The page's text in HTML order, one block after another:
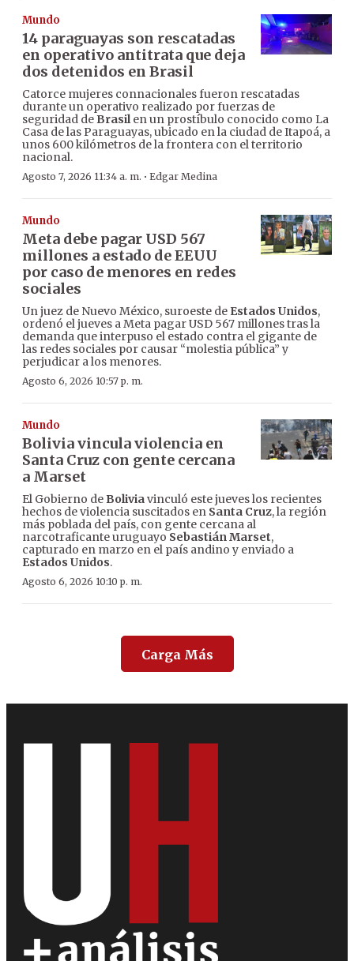
Mundo
14 paraguayas son rescatadas
en operativo antitrata que deja
dos detenidos en Brasil
Catorce mujeres connacionales fueron rescatadas
durante un operativo realizado por fuerzas de
seguridad de Brasilen un prostíbulo conocido como La
Casa de las Paraguayas, ubicado en la ciudad de Itapoá, a
unos 600 kilómetros de la frontera con el territorio
nacional.
Agosto 7, 2026 11:34 a. m. · Edgar Medina
Mundo
Meta debe pagar USD 567
millones a estado de EEUU
por caso de menores en redes
sociales
Un juez de Nuevo México, suroeste de Estados Unidos,
ordenó el jueves a Meta pagar USD 567 millones tras la
demanda que interpuso el estado contra el gigante de
las redes sociales por causar “molestia pública” y
perjudicar a los menores.
Agosto 6, 2026 10:57 p. m.
Mundo
Bolivia vincula violencia en
Santa Cruz con gente cercana
a Marset
El Gobierno de Boliviavinculó este jueves los recientes
hechos de violencia suscitados en Santa Cruz, la región
más poblada del país, con gente cercana al
narcotraficante uruguayo Sebastián Marset,
capturado en marzo en el país andino y enviado a
Estados Unidos.
Agosto 6, 2026 10:10 p. m.
Carga Más